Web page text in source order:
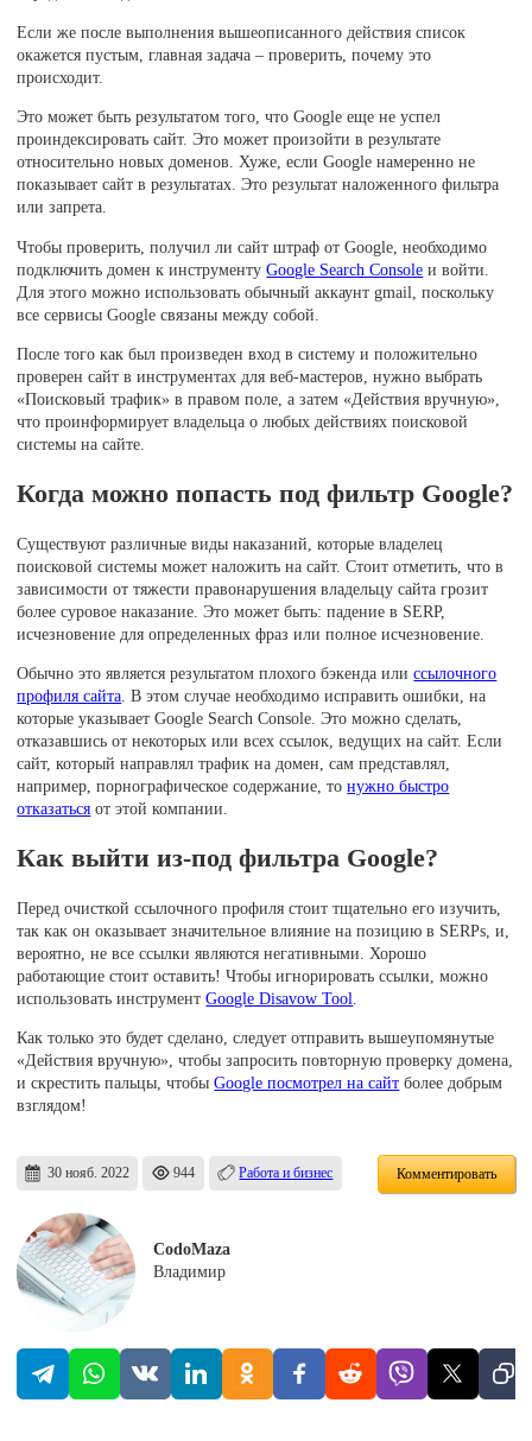
Если же после выполнения вышеописанного действия список
окажется пустым, главная задача – проверить, почему это
происходит.
Это может быть результатом того, что Google еще не успел
проиндексировать сайт. Это может произойти в результате
относительно новых доменов. Хуже, если Google намеренно не
показывает сайт в результатах. Это результат наложенного фильтра
или запрета.
Чтобы проверить, получил ли сайт штраф от Google, необходимо
подключить домен к инструментуGoogle Search Console и войти.
Для этого можно использовать обычный аккаунт gmail, поскольку
все сервисы Google связаны между собой.
После того как был произведен вход в систему и положительно
проверен сайт в инструментах для веб-мастеров, нужно выбрать
«Поисковый трафик» в правом поле, а затем «Действия вручную»,
что проинформирует владельца о любых действиях поисковой
системы на сайте.
Когда можно попасть под фильтр Google?
Существуют различные виды наказаний, которые владелец
поисковой системы может наложить на сайт. Стоит отметить, что в
зависимости от тяжести правонарушения владельцу сайта грозит
более суровое наказание. Это может быть: падение в SERP,
исчезновение для определенных фраз или полное исчезновение.
Обычно это является результатом плохого бэкенда илиссылочного
профиля сайта. В этом случае необходимо исправить ошибки, на
которые указывает Google Search Console. Это можно сделать,
отказавшись от некоторых или всех ссылок, ведущих на сайт. Если
сайт, который направлял трафик на домен, сам представлял,
например, порнографическое содержание, тонужно быстро
отказаться от этой компании.
Как выйти из-под фильтра Google?
Перед очисткой ссылочного профиля стоит тщательно его изучить,
так как он оказывает значительное влияние на позицию в SERPs, и,
вероятно, не все ссылки являются негативными. Хорошо
работающие стоит оставить! Чтобы игнорировать ссылки, можно
использовать инструментGoogle Disavow Tool
Как только это будет сделано, следует отправить вышеупомянутые
«Действия вручную», чтобы запросить повторную проверку домена,
и скрестить пальцы, чтобыGoogle посмотрел на сайт более добрым
взглядом!
30 нояб. 2022 944 Работа и бизнес Комментировать
CodoMaza
Владимир